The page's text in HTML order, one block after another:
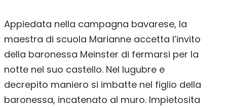
Appiedata nella campagna bavarese, la
maestra di scuola Marianne accetta l’invito
della baronessa Meinster di fermarsi per la
notte nel suo castello. Nel lugubre e
decrepito maniero si imbatte nel figlio della
baronessa, incatenato al muro. Impietosita